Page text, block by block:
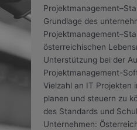
Grundlage des
österreichischen
Unterstützung bei der
Projektmanagement-
Vielzahl an IT Projekten
planen und steuern zu
des Standards und
Unternehmen: